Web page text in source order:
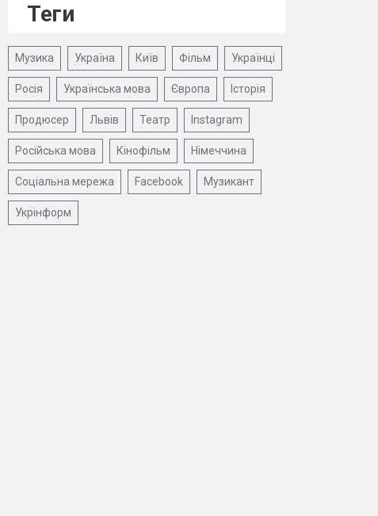
Теги
Музика Україна Київ Фільм Українці
Росія Українська мова Європа Історія
Продюсер Львів Театр Instagram
Російська мова Кінофільм Німеччина
Соціальна мережа Facebook Музикант
Укрінформ